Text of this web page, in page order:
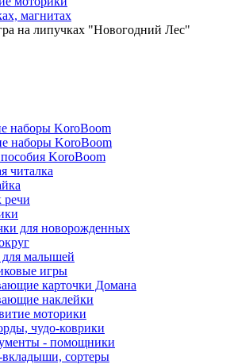
магнитах
на липучках "Новогодний Лес"
наборы KoroBoom
наборы KoroBoom
KoroBoom
читалка
речи
для новорожденных
малышей
игры
карточки Домана
наклейки
моторики
чудо-коврики
- помощники
сортеры